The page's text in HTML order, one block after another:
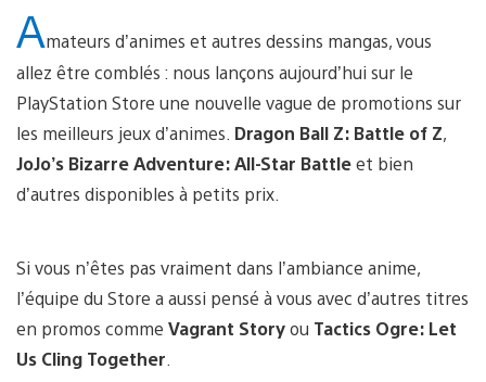
Amateurs d’animes et autres dessins mangas, vous
allez être comblés : nous lançons aujourd’hui sur le
PlayStation Store une nouvelle vague de promotions sur
les meilleurs jeux d’animes. Dragon Ball Z: Battle of Z,
JoJo’s Bizarre Adventure: All-Star Battleet bien
d’autres disponibles à petits prix.
Si vous n’êtes pas vraiment dans l’ambiance anime,
l’équipe du Store a aussi pensé à vous avec d’autres titres
en promos comme Vagrant Storyou Tactics Ogre: Let
Us Cling Together